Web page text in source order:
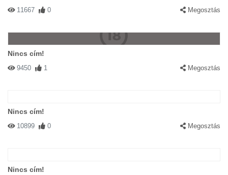
11667 0 Megosztás
Nincs cím!
9450 1 Megosztás
Nincs cím!
10899 0 Megosztás
Nincs cím!